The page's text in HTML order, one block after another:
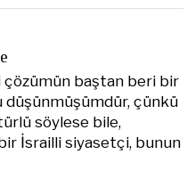
çözümün baştan beri bir
düşünmüşümdür, çünkü
söylese bile,
İsrailli siyasetçi, bunun